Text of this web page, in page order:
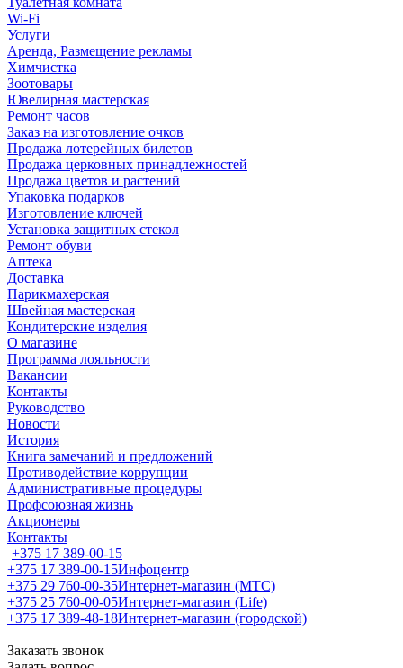
Wi-Fi
Услуги
Аренда, Размещение рекламы
Химчистка
Зоотовары
Ювелирная мастерская
Ремонт часов
Заказ на изготовление очков
Продажа лотерейных билетов
Продажа церковных принадлежностей
Продажа цветов и растений
Упаковка подарков
Изготовление ключей
Установка защитных стекол
Ремонт обуви
Аптека
Доставка
Парикмахерская
Швейная мастерская
Кондитерские изделия
О магазине
Программа лояльности
Вакансии
Контакты
Руководство
Новости
История
Книга замечаний и предложений
Противодействие коррупции
Административные процедуры
Профсоюзная жизнь
Акционеры
Контакты
+375 17 389-00-15
+375 17 389-00-15Инфоцентр
+375 29 760-00-35Интернет-магазин (МТС)
+375 25 760-00-05Интернет-магазин (Life)
+375 17 389-48-18Интернет-магазин (городской)
Заказать звонок